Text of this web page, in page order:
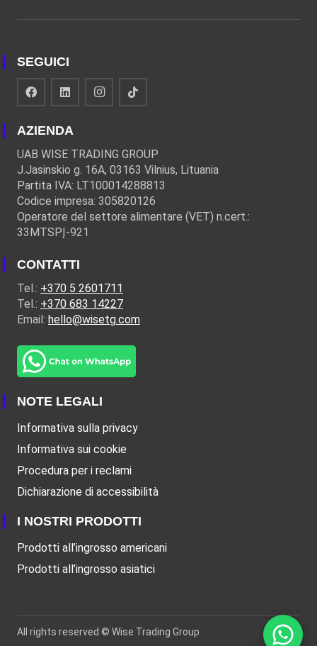
SEGUICI
AZIENDA
UAB WISE TRADING GROUP
J.Jasinskio g. 16A, 03163 Vilnius, Lituania
Partita IVA: LT100014288813
Codice impresa: 305820126
Operatore del settore alimentare (VET) n.cert.:
33MTSPĮ-921
CONTATTI
Tel.: +370 5 2601711
Tel.: +370 683 14227
Email: hello@wisetg.com
NOTE LEGALI
Informativa sulla privacy
Informativa sui cookie
Procedura per i reclami
Dichiarazione di accessibilità
I NOSTRI PRODOTTI
Prodotti all’ingrosso americani
Prodotti all’ingrosso asiatici
All rights reserved © Wise Trading Group